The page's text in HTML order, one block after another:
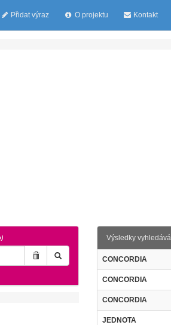
Přidat výraz O projektu Kontakt
Výsledky
CONCORDIA
CONCORDIA
CONCORDIA
JEDNOTA